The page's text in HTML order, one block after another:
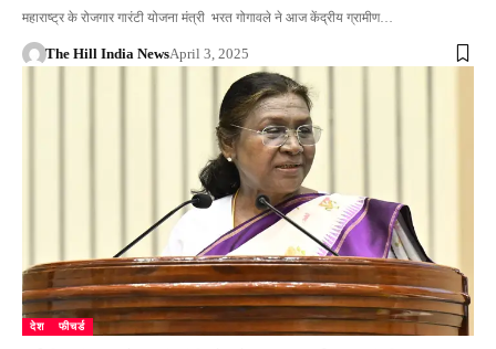
महाराष्ट्र के रोजगार गारंटी योजना मंत्री भरत गोगावले ने आज केंद्रीय ग्रामीण…
The Hill India NewsApril 3, 2025
देश फीचर्ड